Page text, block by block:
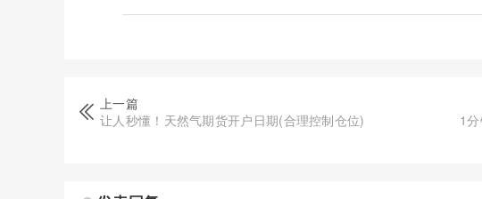
上一篇
让人秒懂！天然气期货开户日期(合理控制仓位)
1